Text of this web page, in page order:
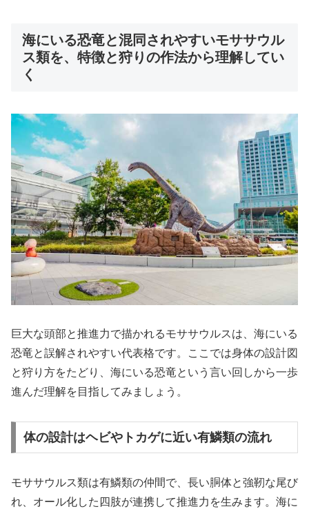
海にいる恐竜と混同されやすいモササウル
ス類を、特徴と狩りの作法から理解してい
く
巨大な頭部と推進力で描かれるモササウルスは、海にいる
恐竜と誤解されやすい代表格です。ここでは身体の設計図
と狩り方をたどり、海にいる恐竜という言い回しから一歩
進んだ理解を目指してみましょう。
体の設計はヘビやトカゲに近い有鱗類の流れ
モササウルス類は有鱗類の仲間で、長い胴体と強靭な尾び
れ、オール化した四肢が連携して推進力を生みます。海に